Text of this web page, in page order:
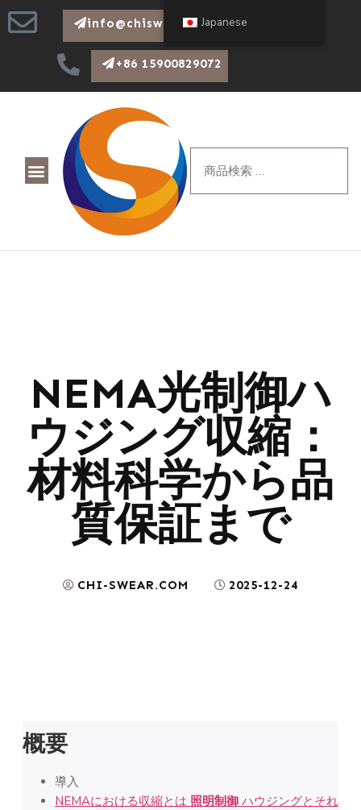
info@chiswear.com
+86 15900829072
NEMA光制御ハ
ウジング収縮：
材料科学から品
質保証まで
CHI-SWEAR.COM 2025-12-24
概要
導入
NEMAにおける収縮とは 照明制御 ハウジングとそれ
Japanese